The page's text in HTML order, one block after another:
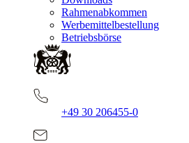
Rahmenabkommen
Werbemittelbestellung
Betriebsbörse
+49 30 206455-0